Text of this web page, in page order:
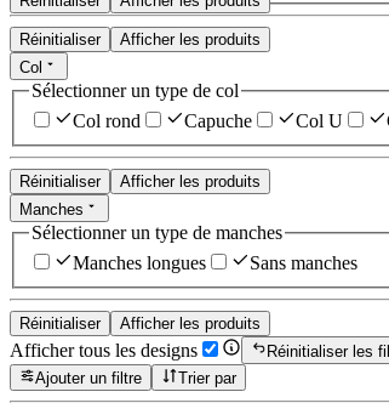
Réinitialiser
Afficher les produits
Col
Sélectionner un type de col
Col rond
Capuche Col U
Réinitialiser
Afficher les produits
Manches
Sélectionner un type de manches
Manches longues
Sans manches
Réinitialiser Afficher les produits
Afficher tous les designs
Réinitialiser les
Ajouter un filtre
Trier par